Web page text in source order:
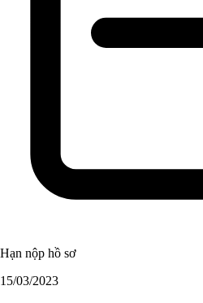
Hạn nộp hồ sơ
15/03/2023